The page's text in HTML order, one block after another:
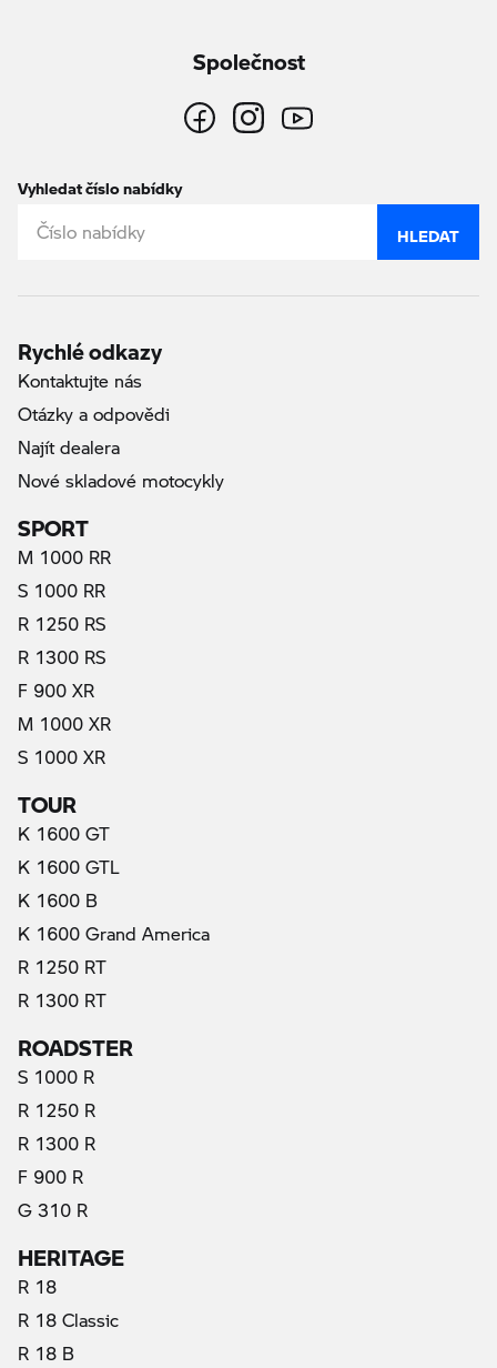
Společnost
Vyhledat číslo nabídky
HLEDAT
Rychlé odkazy
Kontaktujte nás
Otázky a odpovědi
Najít dealera
Nové skladové motocykly
SPORT
M 1000 RR
S 1000 RR
R 1250 RS
R 1300 RS
F 900 XR
M 1000 XR
S 1000 XR
TOUR
K 1600 GT
K 1600 GTL
K 1600 B
K 1600 Grand America
R 1250 RT
R 1300 RT
ROADSTER
S 1000 R
R 1250 R
R 1300 R
F 900 R
G 310 R
HERITAGE
R 18
R 18 Classic
R 18 B